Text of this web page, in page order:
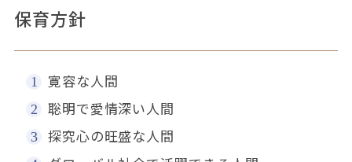
保育方針
寛容な人間
聡明で愛情深い人間
探究心の旺盛な人間